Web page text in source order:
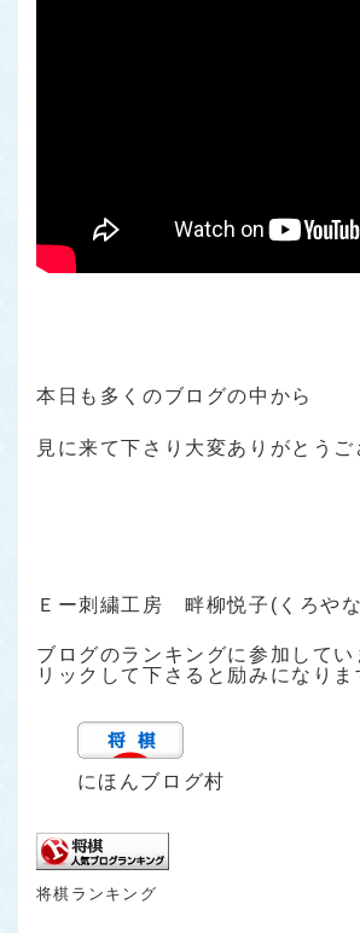
本日も多くのブログの中から
見に来て下さり大変ありがとうご
Ｅー刺繍工房 畔柳悦子(くろや
ブログのランキングに参加してい
リックして下さると励みになりま
にほんブログ村
将棋ランキング